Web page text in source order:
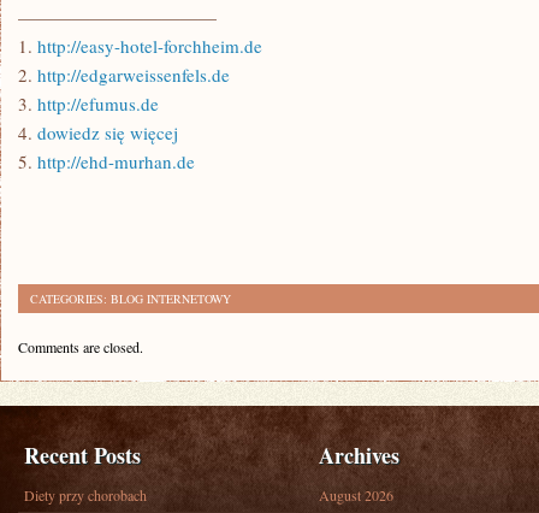
———————————
1. http://easy-hotel-forchheim.de
2. http://edgarweissenfels.de
3. http://efumus.de
4. dowiedz się więcej
5. http://ehd-murhan.de
CATEGORIES: BLOG INTERNETOWY
Comments are closed.
Recent Posts
Diety przy chorobach
Archives
August 2026